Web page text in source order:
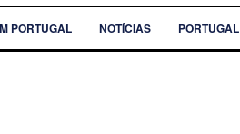
PORTUGAL NOTÍCIAS PORTUGAL